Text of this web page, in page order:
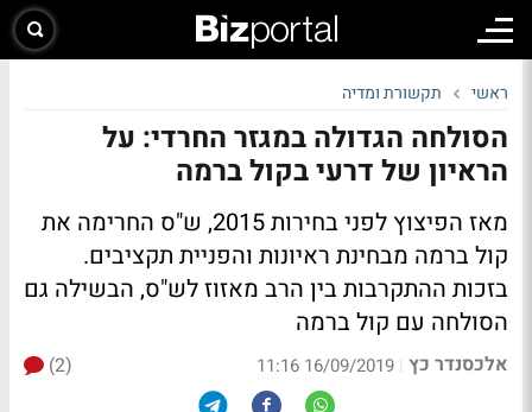
ראשי תקשורת ומדיה
הסולחה הגדולה במגזר החרדי: על
הראיון של דרעי בקול ברמה
מאז הפיצוץ לפני בחירות 2015, ש"ס החרימה את
קול ברמה מבחינת ראיונות והפניית תקציבים.
בזכות ההתקרבות בין הרב מאזוז לש"ס, הבשילה גם
הסולחה עם קול ברמה
אלכסנדר כץ |
16/09/2019 11:16
(2)